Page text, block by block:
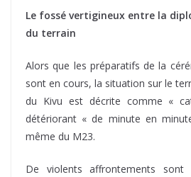
Le fossé vertigineux entre la
du terrain
Alors que les préparatifs de la
sont en cours, la situation sur le
du Kivu est décrite comme «
détériorant « de minute en
même du M23.
De violents affrontements sont